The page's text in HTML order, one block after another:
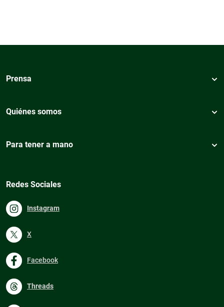
Prensa
Quiénes somos
Para tener a mano
Redes Sociales
Instagram
X
Facebook
Threads